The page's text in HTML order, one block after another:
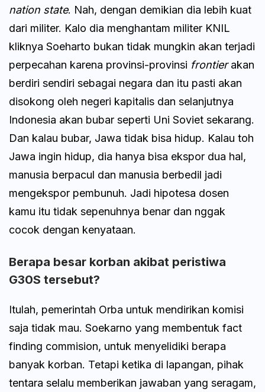
nation state. Nah, dengan demikian dia lebih kuat
dari militer. Kalo dia menghantam militer KNIL
kliknya Soeharto bukan tidak mungkin akan terjadi
perpecahan karena provinsi-provinsi frontierakan
berdiri sendiri sebagai negara dan itu pasti akan
disokong oleh negeri kapitalis dan selanjutnya
Indonesia akan bubar seperti Uni Soviet sekarang.
Dan kalau bubar, Jawa tidak bisa hidup. Kalau toh
Jawa ingin hidup, dia hanya bisa ekspor dua hal,
manusia berpacul dan manusia berbedil jadi
mengekspor pembunuh. Jadi hipotesa dosen
kamu itu tidak sepenuhnya benar dan nggak
cocok dengan kenyataan.
Berapa besar korban akibat peristiwa
G30S tersebut?
Itulah, pemerintah Orba untuk mendirikan komisi
saja tidak mau. Soekarno yang membentuk fact
finding commision, untuk menyelidiki berapa
banyak korban. Tetapi ketika di lapangan, pihak
tentara selalu memberikan jawaban yang seragam,